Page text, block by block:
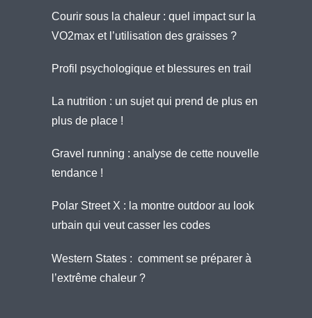
Courir sous la chaleur : quel impact sur la
VO2max et l’utilisation des graisses ?
Profil psychologique et blessures en trail
La nutrition : un sujet qui prend de plus en
plus de place !
Gravel running : analyse de cette nouvelle
tendance !
Polar Street X : la montre outdoor au look
urbain qui veut casser les codes
Western States : comment se préparer à
l’extrême chaleur ?